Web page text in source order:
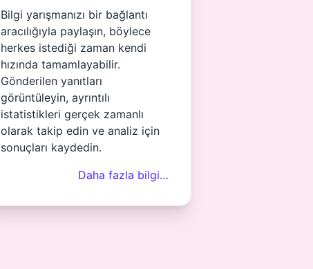
Bilgi yarışmanızı bir bağlantı
aracılığıyla paylaşın, böylece
herkes istediği zaman kendi
hızında tamamlayabilir.
Gönderilen yanıtları
görüntüleyin, ayrıntılı
istatistikleri gerçek zamanlı
olarak takip edin ve analiz için
sonuçları kaydedin.
Daha fazla bilgi…